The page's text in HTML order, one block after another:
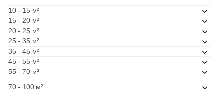
10 - 15 м²
15 - 20 м²
20 - 25 м²
25 - 35 м²
35 - 45 м²
45 - 55 м²
55 - 70 м²
70 - 100 м²